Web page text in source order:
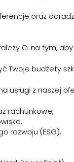
oraz
Ci na tym,
Twoje budżety
usługi z naszej
rachunkowe,
rozwoju (ESG),